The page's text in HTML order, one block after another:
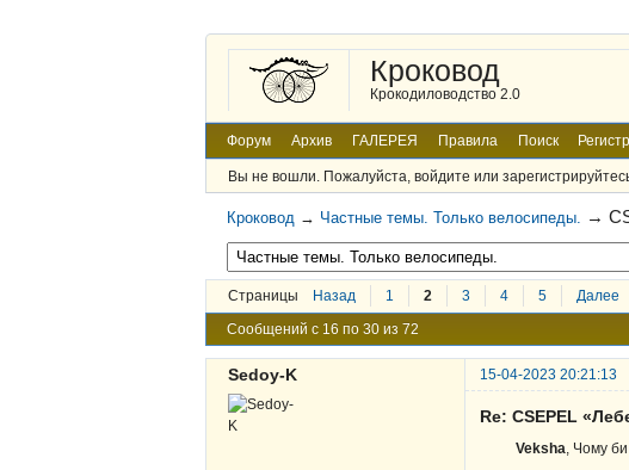
Кроковод
Крокодиловодство 2.0
Форум Архив ГАЛЕРЕЯ Правила Поиск
Вы не вошли. Пожалуйста, войдите или
Кроковод → Частные темы. Только велосипеды. →
Страницы Назад 1 2 3 4 5 Далее
Сообщений с 16 по 30 из 72
Sedoy-K 15-04-2023 20:21:13
Re: CSEPEL
Veksha, Чому би